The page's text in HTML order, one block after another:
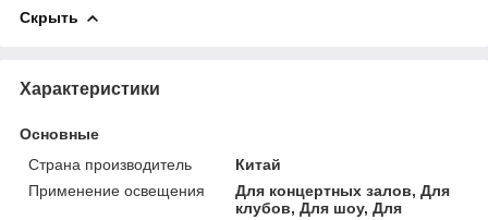
Скрыть
Характеристики
Основные
Страна производитель
Китай
Применение освещения
Для концертных залов, Для
клубов, Для шоу, Для